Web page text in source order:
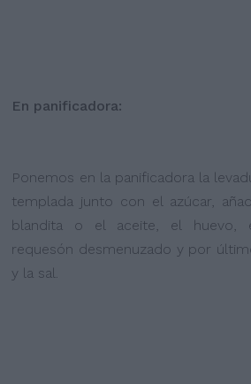
En panificadora:
Ponemos en la panificadora la
templada junto con el azúcar,
blandita o el aceite, el huevo,
requesón desmenuzado y por
y la sal.